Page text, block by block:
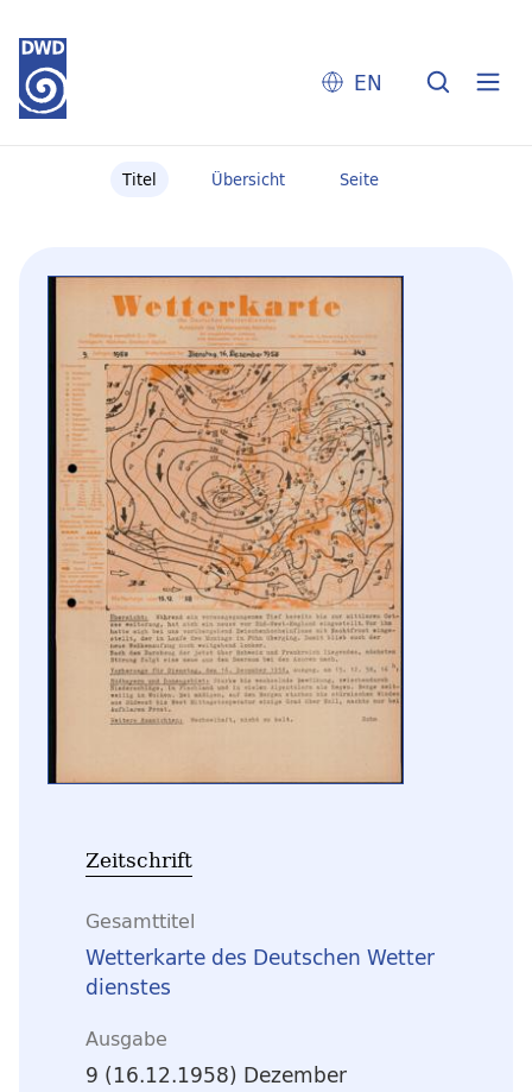
EN
Titel Übersicht Seite
Zeitschrift
Gesamttitel
Wetterkarte des Deutschen Wetter
dienstes
Ausgabe
9 (16.12.1958) Dezember